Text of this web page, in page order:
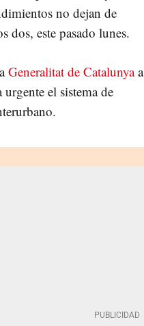
no dejan de
dos, este pasado lunes.
Generalitat de Catalunyaa
el sistema de